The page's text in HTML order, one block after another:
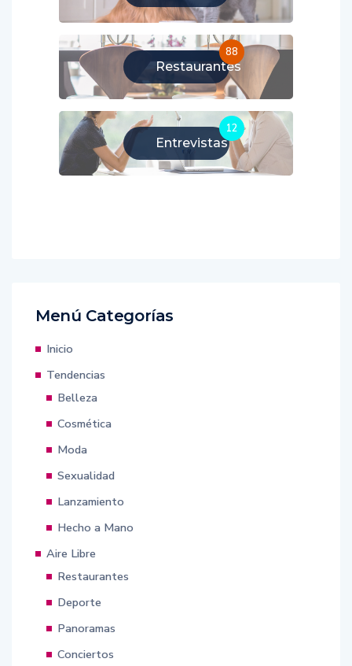
Restaurantes
88
Entrevistas
12
Menú Categorías
Inicio
Tendencias
Belleza
Cosmética
Moda
Sexualidad
Lanzamiento
Hecho a Mano
Aire Libre
Restaurantes
Deporte
Panoramas
Conciertos